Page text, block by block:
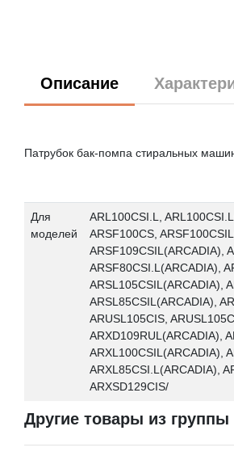
Описание
Патрубок бак-помпа стиральных
Для
моделей
ARL100CSI.L,
ARSF100CS,
ARSF109CSIL(ARCADIA),
ARSF80CSI.L(ARCADIA),
ARSL105CSIL(ARCADIA),
ARSL85CSIL(ARCADIA),
ARUSL105CIS,
ARXD109RUL(ARCADIA),
ARXL100CSIL(ARCADIA),
ARXL85CSI.L(ARCADIA),
ARXSD129CIS/
Другие товары из группы